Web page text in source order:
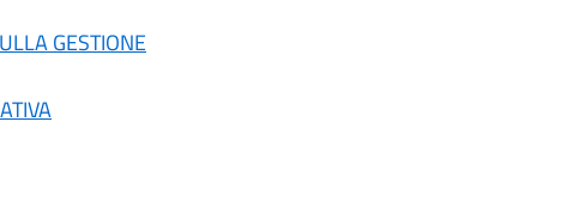
GESTIONE